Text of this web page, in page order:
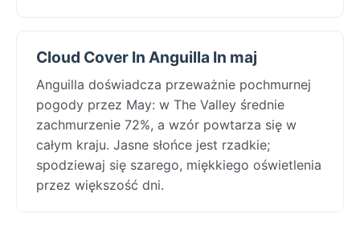
Cloud Cover In Anguilla In maj
Anguilla doświadcza przeważnie pochmurnej
pogody przez May: w The Valley średnie
zachmurzenie 72%, a wzór powtarza się w
całym kraju. Jasne słońce jest rzadkie;
spodziewaj się szarego, miękkiego oświetlenia
przez większość dni.